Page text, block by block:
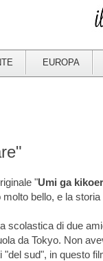
EUROPA
"Umi ga
bello, e la
scolastica di due
da Tokyo. Non
sud", in questo